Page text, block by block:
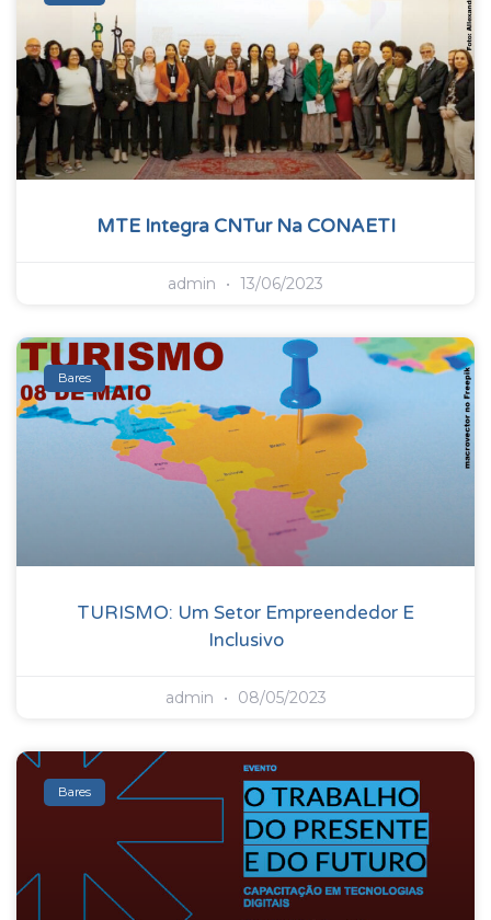
MTE Integra CNTur Na CONAETI
admin 13/06/2023
Bares
TURISMO: Um Setor Empreendedor E
Inclusivo
admin 08/05/2023
Bares